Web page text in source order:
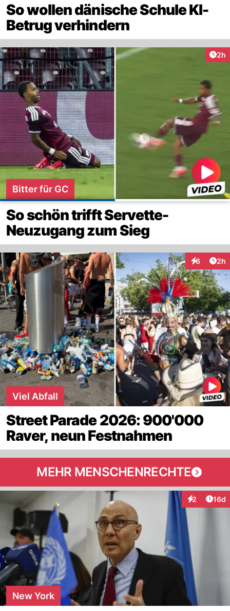
So wollen dänische Schule KI-
Betrug verhindern
2h
Bitter für GC
So schön trifft Servette-
Neuzugang zum Sieg
6 2h
Viel Abfall
Street Parade 2026: 900'000
Raver, neun Festnahmen
MEHR MENSCHENRECHTE
2
Interaktionen
16d
New York